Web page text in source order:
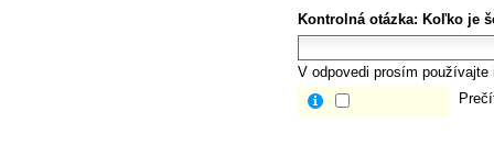
Kontrolná otázka: Koľko je
V odpovedi prosím